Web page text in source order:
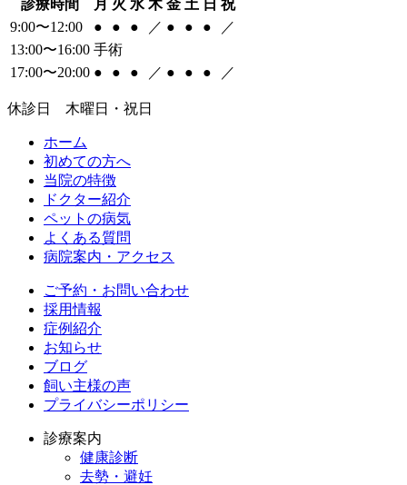
診療時間 月 火 水 木 金 土 日 祝
9:00〜12:00
● ● ● ／ ● ● ●
／
13:00〜16:00 手術
17:00〜20:00 ● ● ● ／ ● ● ● ／
休診日 木曜日・祝日
ホーム
初めての方へ
当院の特徴
ドクター紹介
ペットの病気
よくある質問
病院案内・アクセス
ご予約・お問い合わせ
採用情報
症例紹介
お知らせ
ブログ
飼い主様の声
プライバシーポリシー
診療案内
健康診断
去勢・避妊